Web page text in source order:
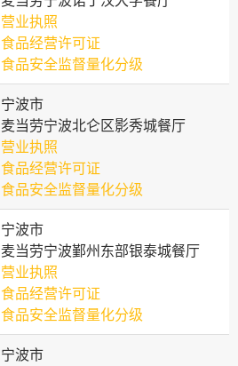
营业执照
食品经营许可证
食品安全监督量化分级
宁波市
麦当劳宁波北仑区影秀城餐厅
营业执照
食品经营许可证
食品安全监督量化分级
宁波市
麦当劳宁波鄞州东部银泰城餐厅
营业执照
食品经营许可证
食品安全监督量化分级
宁波市